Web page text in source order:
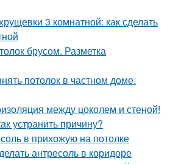
3 комнатной: как сделать
брусом. Разметка
потолок в частном доме.
между цоколем и стеной!
устранить причину?
в прихожую на потолке
антресоль в коридоре